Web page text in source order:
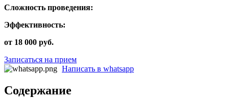
Сложность проведения:
Эффективность:
от 18 000 руб.
Записаться на прием
Написать в whatsapp
Содержание